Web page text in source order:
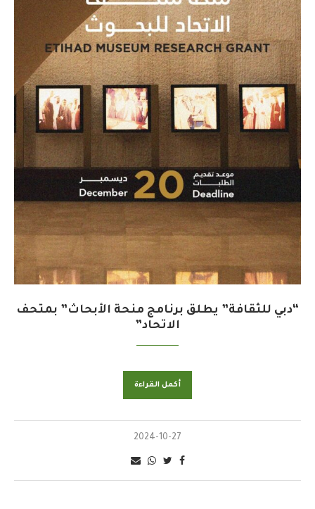
“دبي للثقافة” يطلق برنامج منحة الأبحاث” بمتحف
الاتحاد”
أكمل القراءة
2024-10-27